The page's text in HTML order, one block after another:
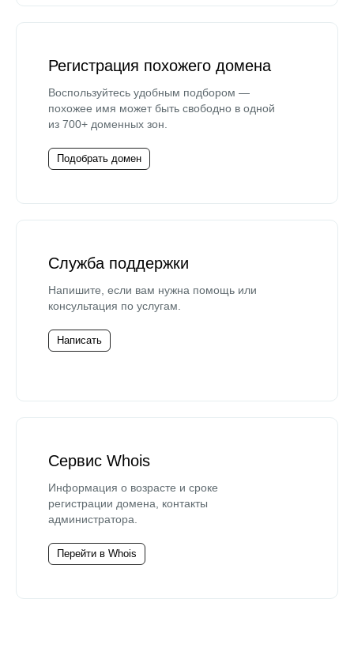
Регистрация похожего домена
Воспользуйтесь удобным подбором —
похожее имя может быть свободно в одной
из 700+ доменных зон.
Подобрать домен
Служба поддержки
Напишите, если вам нужна помощь или
консультация по услугам.
Написать
Сервис Whois
Информация о возрасте и сроке
регистрации домена, контакты
администратора.
Перейти в Whois